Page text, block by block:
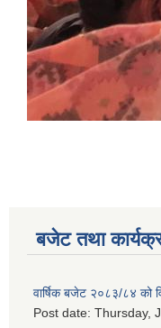
बजेट तथा
वार्षिक बजेट २०८३/८४ को
Post date: Thursday,